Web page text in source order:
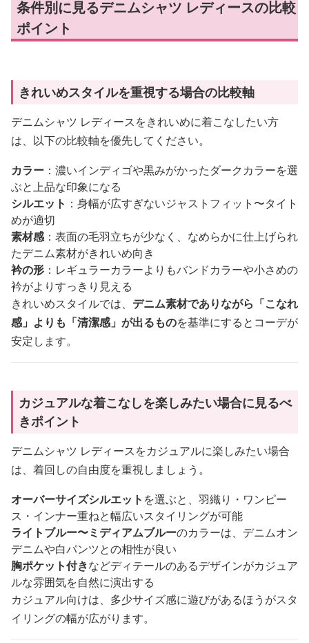
条件別に見るデニムシャツ レディースの比較
ポイント
きれいめスタイルを重視する場合の比較軸
デニムシャツ レディースをきれいめに着こなしたい方
は、以下の比較軸を優先してください。
カラー ：濃いインディゴや黒みがかったダークカラーを選
ぶと上品な印象になる
シルエット ：身幅が広すぎないジャストフィット〜タイト
めが適切
素材感：表面の毛羽立ちが少なく、なめらかに仕上げられ
たデニム素材がきれいめ向き
衿の形 ：レギュラーカラーよりもバンドカラーや小さめの
衿がよりすっきり見える
きれいめスタイルでは、 デニム素材でありながら「こなれ
感」よりも「清潔感」が出るものを基準にするとコーデが
安定します。
カジュアルな着こなしを楽しみたい場合に見るべ
きポイント
デニムシャツ レディースをカジュアルに楽しみたい場合
は、着回しの自由度を重視しましょう。
オーバーサイズシルエット を選ぶと、羽織り・ワンピー
ス・インナー重ねと幅広いスタイリングが可能
ライトブルー〜ミディアムブルーのカラーは、デニムオン
デニムや白パンツとの相性が良い
胸ポケット付きなどディテールのあるデザインがカジュア
ルな雰囲気を自然に演出する
カジュアル向けは、多少サイズ感に遊びがあるほうがスタ
イリングの幅が広がります。